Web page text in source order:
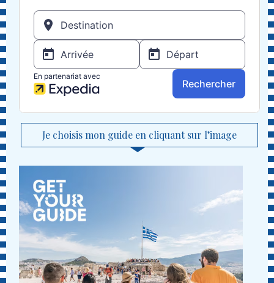
Je choisis mon guide en cliquant sur l’image